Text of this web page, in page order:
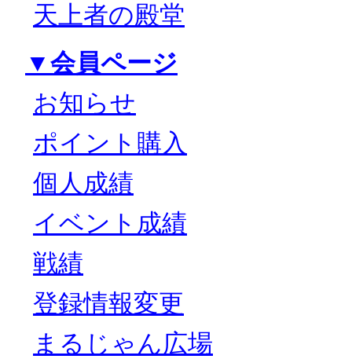
天上者の殿堂
▼会員ページ
お知らせ
ポイント購入
個人成績
イベント成績
戦績
登録情報変更
まるじゃん広場